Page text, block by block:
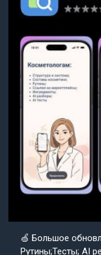
🍏 Большое
Рутины;Тесты; AI